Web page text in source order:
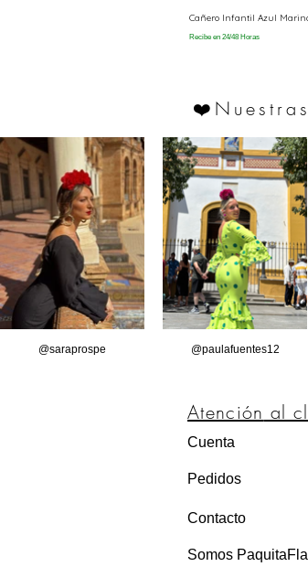
Cañero Infantil Azul
Recibe en 24/48 Horas
❤️
@saraprospe @paulafuentes12
Atención al
Cuenta
Pedidos
Contacto
Somos